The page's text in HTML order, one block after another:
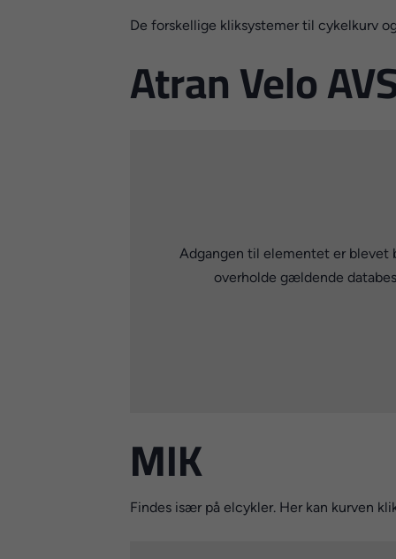
De forskellige kliksystemer til cykelkurv
Atran Velo
Adgangen til elementet er blevet
overholde gældende
MIK
Findes især på elcykler. Her kan kurven